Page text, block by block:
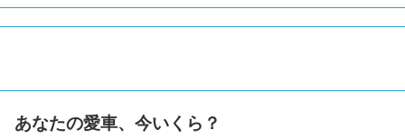
あなたの愛車、今いくら？